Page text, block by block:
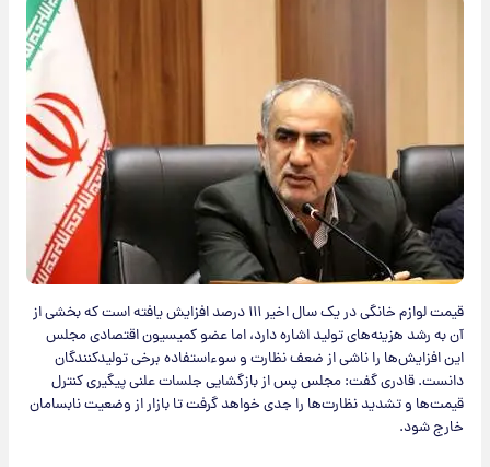
قیمت لوازم خانگی در یک سال اخیر ۱۱۱ درصد افزایش یافته است که بخشی از
آن به رشد هزینه‌های تولید اشاره دارد، اما عضو کمیسیون اقتصادی مجلس
این افزایش‌ها را ناشی از ضعف نظارت و سوءاستفاده برخی تولیدکنندگان
دانست. قادری گفت: مجلس پس از بازگشایی جلسات علنی پیگیری کنترل
قیمت‌ها و تشدید نظارت‌ها را جدی خواهد گرفت تا بازار از وضعیت نابسامان
خارج شود.